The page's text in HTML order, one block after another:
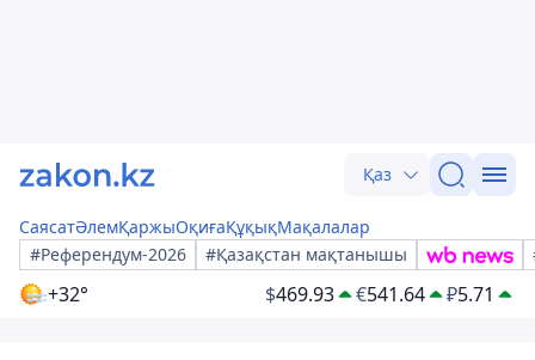
Қаз
СаясатӘлемҚаржыОқиғаҚұқықМақалалар
#Референдум-2026
#Қазақстан мақтанышы
+32° $469.93 €541.64 ₽5.71